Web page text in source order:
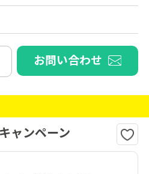
お問い合わせ
ャンペーン